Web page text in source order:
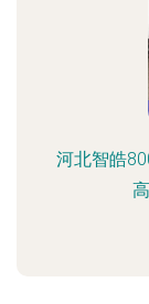
河北智皓